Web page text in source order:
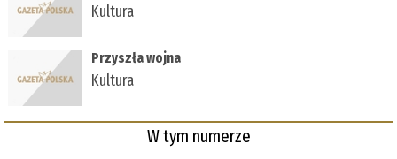
Kultura
Przyszła wojna
Kultura
W tym numerze